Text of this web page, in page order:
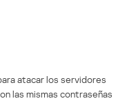
atacar los servidores
las mismas contraseñas